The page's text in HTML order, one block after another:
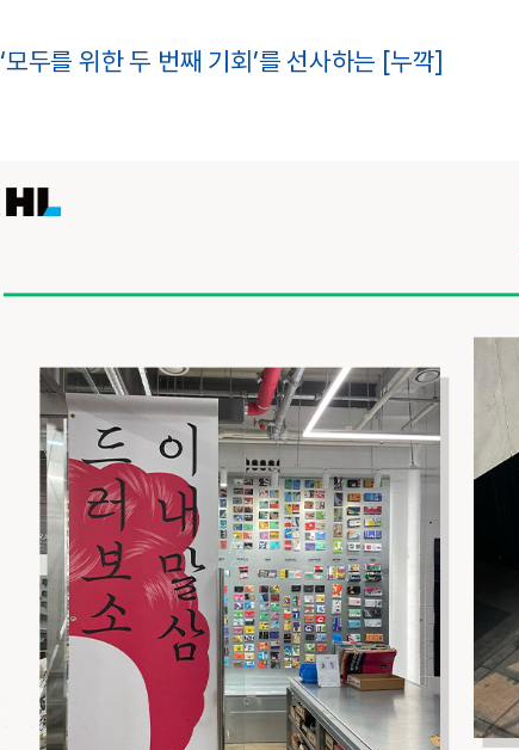
‘모두를 위한 두 번째 기회’를 선사하는 [누깍]